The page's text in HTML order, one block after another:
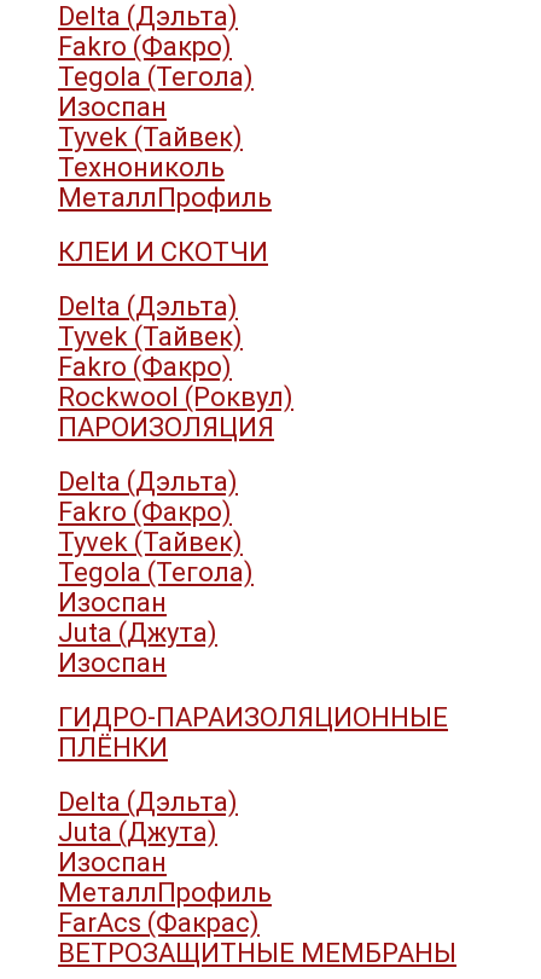
Delta (Дэльта)
Fakro (Факро)
Tegola (Тегола)
Изоспан
Tyvek (Тайвек)
Технониколь
МеталлПрофиль
КЛЕИ И СКОТЧИ
Delta (Дэльта)
Tyvek (Тайвек)
Fakro (Факро)
Rockwool (Роквул)
ПАРОИЗОЛЯЦИЯ
Delta (Дэльта)
Fakro (Факро)
Tyvek (Тайвек)
Tegola (Тегола)
Изоспан
Juta (Джута)
Изоспан
ГИДРО-ПАРАИЗОЛЯЦИОННЫЕ
ПЛЁНКИ
Delta (Дэльта)
Juta (Джута)
Изоспан
МеталлПрофиль
FarAcs (Факрас)
ВЕТРОЗАЩИТНЫЕ МЕМБРАНЫ